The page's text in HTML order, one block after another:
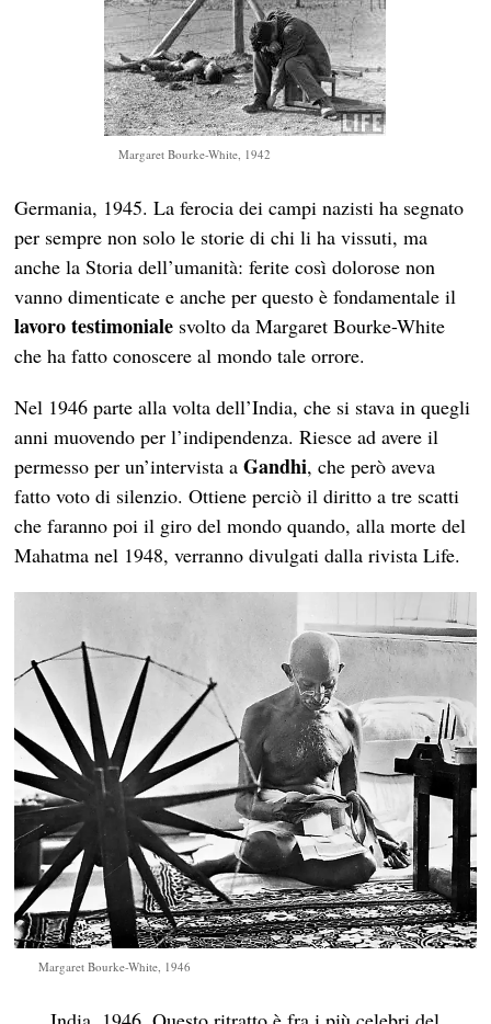
Margaret Bourke-White, 1942
Germania, 1945. La ferocia dei campi nazisti ha segnato
per sempre non solo le storie di chi li ha vissuti, ma
anche la Storia dell’umanità: ferite così dolorose non
vanno dimenticate e anche per questo è fondamentale il
lavoro testimoniale svolto da Margaret Bourke-White
che ha fatto conoscere al mondo tale orrore.
Nel 1946 parte alla volta dell’India, che si stava in quegli
anni muovendo per l’indipendenza. Riesce ad avere il
permesso per un’intervista aGandhi, che però aveva
fatto voto di silenzio. Ottiene perciò il diritto a tre scatti
che faranno poi il giro del mondo quando, alla morte del
Mahatma nel 1948, verranno divulgati dalla rivista Life.
Margaret Bourke-White, 1946